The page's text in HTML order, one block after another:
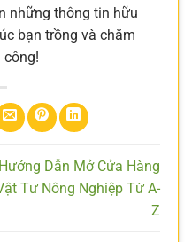
những thông tin hữu
bạn trồng và chăm
công!
Hướng Dẫn Mở Cửa Hàng
Tư Nông Nghiệp Từ A-
Z